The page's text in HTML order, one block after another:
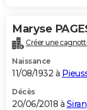
Maryse
Créer une
Naissance
11/08/1932 à
Décès
20/06/2018 à Siran